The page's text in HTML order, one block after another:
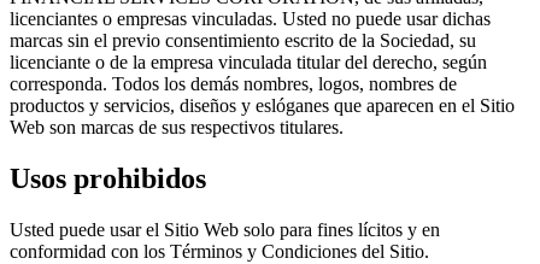
licenciantes o empresas vinculadas. Usted no puede usar dichas
marcas sin el previo consentimiento escrito de la Sociedad, su
licenciante o de la empresa vinculada titular del derecho, según
corresponda. Todos los demás nombres, logos, nombres de
productos y servicios, diseños y eslóganes que aparecen en el Sitio
Web son marcas de sus respectivos titulares.
Usos prohibidos
Usted puede usar el Sitio Web solo para fines lícitos y en
conformidad con los Términos y Condiciones del Sitio.